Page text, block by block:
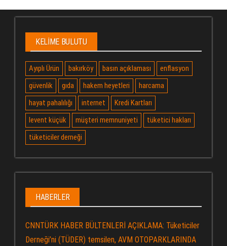
KELIME BULUTU
Ayıplı Ürün bakırköy basın açıklaması
enflasyon
güvenlik
gıda hakem heyetleri
harcama
hayat pahalılığı
internet
Kredi Kartları
levent küçük
müşteri memnuniyeti
tüketici hakları
tüketiciler derneği
HABERLER
CNNTÜRK HABER BÜLTENLERİ AÇIKLAMA: Tüketiciler
Derneği’ni (TÜDER) temsilen, AVM OTOPARKLARINDA